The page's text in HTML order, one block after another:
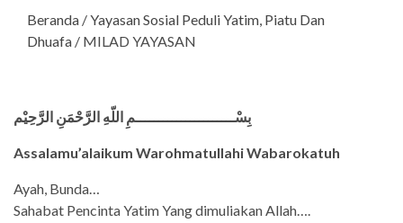
Beranda /Yayasan Sosial Peduli Yatim, Piatu Dan
Dhuafa / MILAD YAYASAN
بِسْــــــــــــــــــــــمِ اللّهِ الرَّحْمَنِ الرَّحِيْم
Assalamu’alaikum Warohmatullahi Wabarokatuh
Ayah, Bunda…
Sahabat Pencinta Yatim Yang dimuliakan Allah….